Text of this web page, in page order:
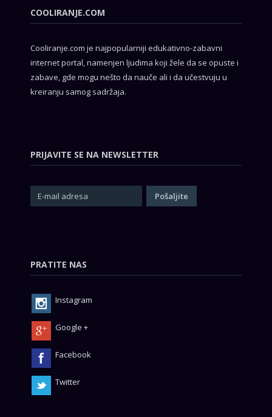
COOLIRANJE.COM
Cooliranje.com je najpopularniji edukativno-zabavni
internet portal, namenjen ljudima koji žele da se opuste i
zabave, gde mogu nešto da nauče ali i da učestvuju u
kreiranju samog sadržaja.
PRIJAVITE SE NA NEWSLETTER
PRATITE NAS
Instagram
Google +
Facebook
Twitter